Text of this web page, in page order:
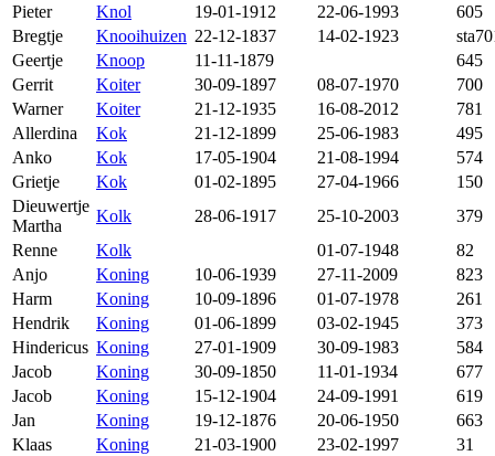
Pieter
Knol 19-01-1912 22-06-1993
605
Bregtje
Knooihuizen 22-12-1837 14-02-1923
Geertje
Knoop 11-11-1879
645
Gerrit
Koiter 30-09-1897 08-07-1970
700
Warner
Koiter 21-12-1935 16-08-2012
781
Allerdina
Kok 21-12-1899 25-06-1983
495
Anko
Kok 17-05-1904 21-08-1994
574
Grietje
Kok 01-02-1895 27-04-1966
150
Dieuwertje
Martha
Kolk 28-06-1917 25-10-2003
379
Renne
Kolk 01-07-1948
82
Anjo
Koning 10-06-1939 27-11-2009
823
Harm
Koning 10-09-1896 01-07-1978
261
Hendrik
Koning 01-06-1899 03-02-1945
373
Hindericus Koning 27-01-1909 30-09-1983
584
Jacob
Koning 30-09-1850 11-01-1934
677
Jacob
Koning 15-12-1904 24-09-1991
619
Jan
Koning 19-12-1876 20-06-1950
663
Klaas
Koning 21-03-1900 23-02-1997
31